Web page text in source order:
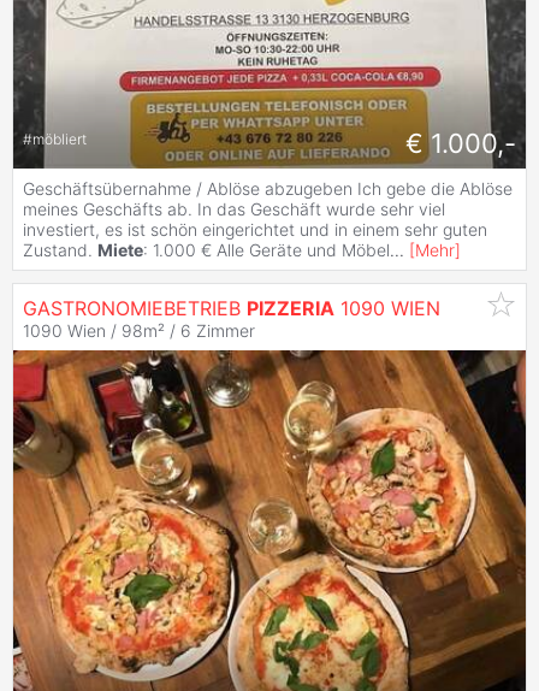
#möbliert € 1.000,-
Geschäftsübernahme / Ablöse abzugeben Ich gebe die Ablöse
meines Geschäfts ab. In das Geschäft wurde sehr viel
investiert, es ist schön eingerichtet und in einem sehr guten
Zustand. Miete: 1.000 € Alle Geräte und Möbel... [Mehr]
GASTRONOMIEBETRIEB PIZZERIA 1090 WIEN
1090 Wien / 98m² / 6 Zimmer